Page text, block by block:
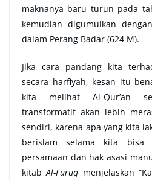
maknanya baru turun pada
kemudian digumulkan
dalam Perang Badar (624 M).
Jika cara pandang kita
secara harfiyah, kesan itu
kita melihat Al-Qur’an
transformatif akan lebih
sendiri, karena apa yang kita
berislam selama kita bisa
persamaan dan hak asasi
kitabAl-Furuq menjelaskan